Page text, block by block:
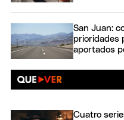
San Juan:
prioridades
aportados
Cuatro